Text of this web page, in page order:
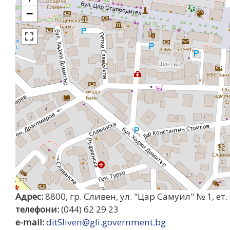
хора
зрителни
увреждания,
които
използват
екранен
четец;
Натиснете
Control-
отворите
меню
достъпност
−
Адрес:8800, гр. Сливен, ул. "Цар Самуил" № 1, ет.
телефони:(044) 62 29 23
e-mail:ditSliven@gli.government.bg